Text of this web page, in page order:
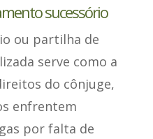
sucessório
ou partilha de
serve como a
do cônjuge,
enfrentem
por falta de